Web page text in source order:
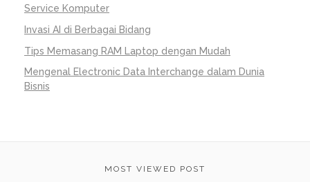
Service Komputer
Invasi AI di Berbagai Bidang
Tips Memasang RAM Laptop dengan Mudah
Mengenal Electronic Data Interchange dalam Dunia
Bisnis
MOST VIEWED POST